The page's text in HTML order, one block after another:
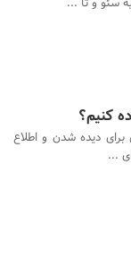
کنیم؟
دیده شدن و اطلاع
...